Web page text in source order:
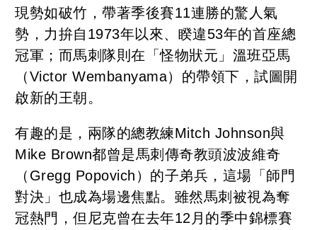
現勢如破竹，帶著季後賽11連勝的驚人氣
勢，力拚自1973年以來、睽違53年的首座總
冠軍；而馬刺隊則在「怪物狀元」溫班亞馬
（Victor Wembanyama）的帶領下，試圖開
啟新的王朝。
有趣的是，兩隊的總教練Mitch Johnson與
Mike Brown都曾是馬刺傳奇教頭波波維奇
（Gregg Popovich）的子弟兵，這場「師門
對決」也成為場邊焦點。雖然馬刺被視為奪
冠熱門，但尼克曾在去年12月的季中錦標賽